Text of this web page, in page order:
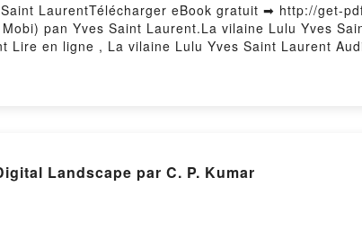
LaurentTélécharger eBook gratuit ➡ http://get-
pan Yves Saint Laurent.La vilaine Lulu Yves
Lire en ligne , La vilaine Lulu Yves Saint Laurent
Landscape par C. P. Kumar